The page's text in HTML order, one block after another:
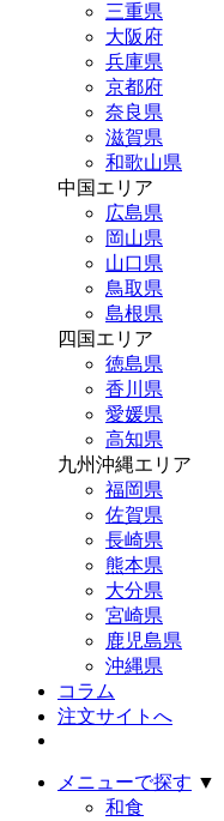
三重県
大阪府
兵庫県
京都府
奈良県
滋賀県
和歌山県
中国エリア
広島県
岡山県
山口県
鳥取県
島根県
四国エリア
徳島県
香川県
愛媛県
高知県
九州沖縄エリア
福岡県
佐賀県
長崎県
熊本県
大分県
宮崎県
鹿児島県
沖縄県
コラム
注文サイトへ
メニューで探す ▼
和食